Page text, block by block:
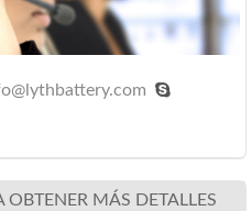

MÁS DETALLES